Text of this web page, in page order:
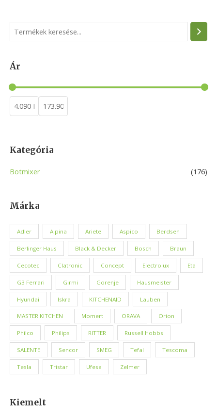
e
r
c
h
Ár
Kategória
Botmixer (176)
Márka
Adler Alpina Ariete Aspico Berdsen
Berlinger Haus Black & Decker Bosch Braun
Cecotec Clatronic Concept Electrolux Eta
G3 Ferrari Girmi Gorenje Hausmeister
Hyundai Iskra KITCHENAID Lauben
MASTER KITCHEN Momert ORAVA Orion
Philco Philips RITTER Russell Hobbs
SALENTE Sencor SMEG Tefal Tescoma
Tesla Tristar Ufesa Zelmer
Kiemelt